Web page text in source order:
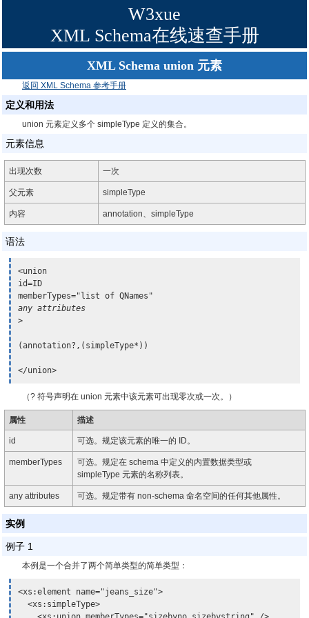
W3xue
XML Schema在线速查手册
XML Schema union 元素
返回 XML Schema 参考手册
定义和用法
union 元素定义多个 simpleType 定义的集合。
元素信息
出现次数 一次
父元素 simpleType
内容 annotation、simpleType
语法
<union
id=ID
any attributes
>
(annotation?,(simpleType*))
</union>
（? 符号声明在 union 元素中该元素可出现零次或一次。）
属性 描述
id 可选。规定该元素的唯一的 ID。
memberTypes
可选。规定在 schema 中定义的内置数据类型或
simpleType 元素的名称列表。
any attributes 可选。规定带有 non-schema 命名空间的任何其他属性。
实例
例子 1
本例是一个合并了两个简单类型的简单类型：
<xs:element name="jeans_size">
  <xs:simpleType>